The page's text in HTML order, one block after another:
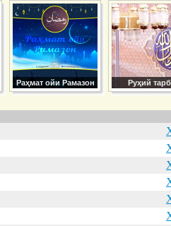
Раҳмат ойи Рамазон Руҳий